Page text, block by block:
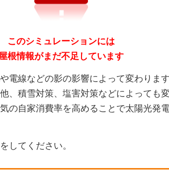
このシミュレーションには
屋根情報がまだ不足しています
電線などの影の影響によって変わります
、積雪対策、塩害対策などによっても変
の自家消費率を高めることで太陽光発
をしてください。